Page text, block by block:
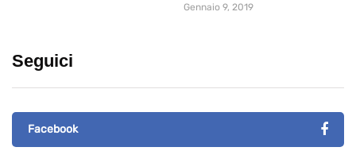
Gennaio 9, 2019
Seguici
Facebook